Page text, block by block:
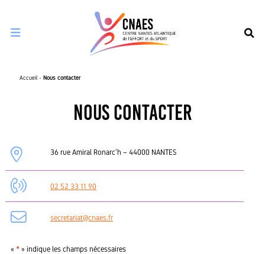
Ouvrir le menu de navigation mobile
Accueil - Nous contacter
Nous contacter
36 rue Amiral Ronarc’h – 44000 NANTES
02 52 33 11 90
secretariat@cnaes.fr
« * » indique les champs nécessaires